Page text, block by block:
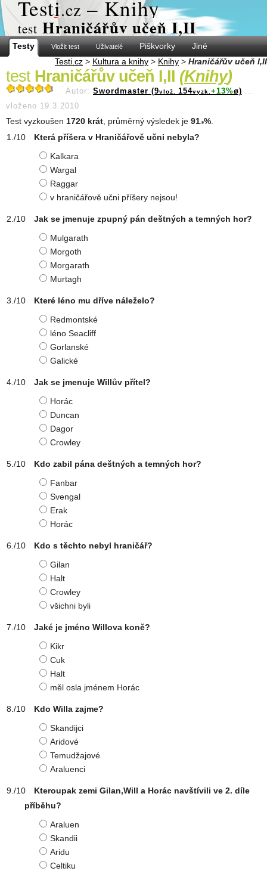
Testi.cz – Knihy
test Hraničářův učeň I,II
Testy Vložit test Uživatelé Piškvorky
Jiné
Testi.cz > Kultura a knihy > Knihy > Hraničářův učeň I,II
test Hraničářův učeň I,II (Knihy)
Autor: Swordmaster (9vlož. 154vyzk. +13%ø) ...
vloženo 19.3.2010
Test vyzkoušen 1720 krát , průměrný výsledek je 91 .9%
Která příšera v Hraničářově učni nebyla?
Kalkara
Wargal
Raggar
v hraničářově učni příšery nejsou!
Jak se jmenuje zpupný pán deštných a temných hor?
Mulgarath
Morgoth
Morgarath
Murtagh
Které léno mu dříve náleželo?
Redmontské
léno Seacliff
Gorlanské
Galické
Jak se jmenuje Willův přítel?
Horác
Duncan
Dagor
Crowley
Kdo zabil pána deštných a temných hor?
Fanbar
Svengal
Erak
Horác
Kdo s těchto nebyl hraničář?
Gilan
Halt
Crowley
všichni byli
Jaké je jméno Willova koně?
Kikr
Cuk
Halt
měl osla jménem Horác
Kdo Willa zajme?
Skandijci
Aridové
Temudžajové
Araluenci
Kteroupak zemi Gilan,Will a Horác navštívili ve 2. díle
příběhu?
Araluen
Skandii
Aridu
Celtiku